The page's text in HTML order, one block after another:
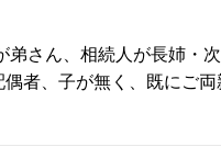
さん、相続人が長姉・
者、子が無く、既にご